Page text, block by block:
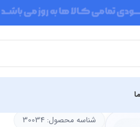
شناسه محصول: 30034